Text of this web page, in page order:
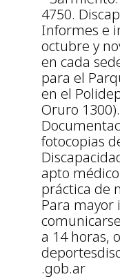
4750.
Informes e
octubre y
en cada
para el
en el
Oruro 1300).
fotocopias
apto
práctica de
Para mayor
a 14 horas,
.gob.ar